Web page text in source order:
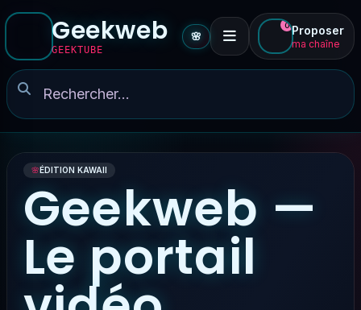
Geekweb
GEEKTUBE
🌸
0 Proposer
ma chaîne
🌸ÉDITION KAWAII
Geekweb —
Le portail